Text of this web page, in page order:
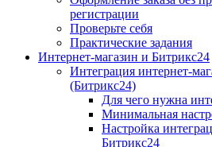
регистрации
Проверьте себя
Практические задания
Интернет-магазин и Битрикс24
Интеграция интернет-
(Битрикс24)
Для чего нужна
Минимальная
Настройка
Битрикс24